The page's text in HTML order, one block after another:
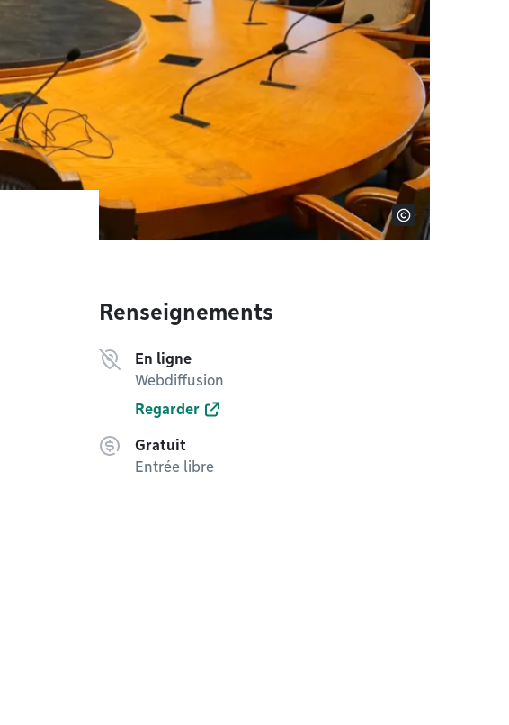
Renseignements
En ligne
Webdiffusion
Regarder
Gratuit
Entrée libre